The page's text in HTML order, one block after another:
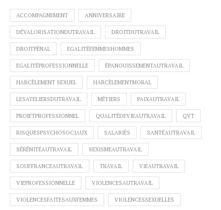
ACCOMPAGNEMENT ANNIVERSAIRE
DÉVALORISATIONDUTRAVAIL DROITDUTRAVAIL
DROITPÉNAL EGALITÉFEMMESHOMMES
EGALITÉPROFESSIONNELLE ÉPANOUISSEMENTAUTRAVAIL
HARCÈLEMENT SEXUEL HARCÈLEMENTMORAL
LESATELIERSDUTRAVAIL MÉTIERS PAIXAUTRAVAIL
PROJETPROFESSIONNEL QUALITÉDEVIEAUTRAVAIL QVT
RISQUESPSYCHOSOCIAUX SALARIÉS SANTÉAUTRAVAIL
SÉRÉNITÉAUTRAVAIL SEXISMEAUTRAVAIL
SOUFFRANCEAUTRAVAIL TRAVAIL VIEAUTRAVAIL
VIEPROFESSIONNELLE VIOLENCESAUTRAVAIL
VIOLENCESFAITESAUXFEMMES VIOLENCESSEXUELLES